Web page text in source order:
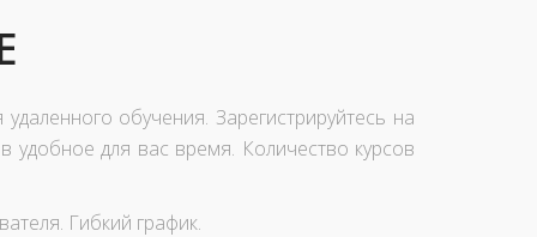
обучения. Зарегистрируйтесь на
удобное для вас время. Количество курсов
Гибкий график.